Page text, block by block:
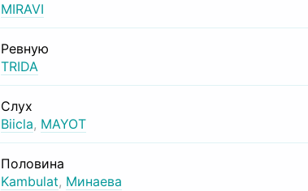
MIRAVI
Ревную
TRIDA
Слух
Biicla, MAYOT
Половина
Kambulat, Минаева